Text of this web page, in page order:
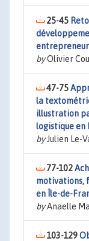
25-45
byOlivier
47-75
la
illustration
logistique en
byJulien Le-
77-102
motivations,
en Île-de-
byAnaelle
103-129